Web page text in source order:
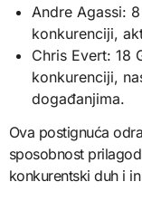
Andre Agassi:
konkurenciji,
Chris Evert: 18
konkurenciji,
događanjima.
Ova postignuća
sposobnost
konkurentski duh i